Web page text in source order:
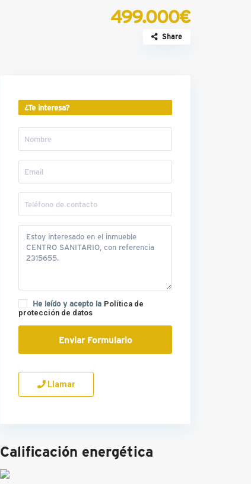
499.000€
Share
¿Te interesa?
He leído y acepto la Política de
protección de datos
Llamar
Calificación energética